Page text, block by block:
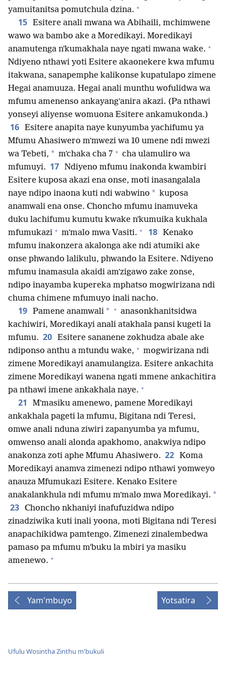
yamuitanitsa pomutchula dzina. +
15 Esitere anali mwana wa Abihaili, mchimwene
wawo wa bambo ake a Moredikayi. Moredikayi
anamutenga nʼkumakhala naye ngati mwana wake. +
Ndiyeno nthawi yoti Esitere akaonekere kwa mfumu
itakwana, sanapemphe kalikonse kupatulapo zimene
Hegai anamuuza. Hegai anali munthu wofulidwa wa
mfumu amenenso ankayangʼanira akazi. (Pa nthawi
yonseyi aliyense womuona Esitere ankamukonda.)
16 Esitere anapita naye kunyumba yachifumu ya
Mfumu Ahasiwero mʼmwezi wa 10 umene ndi mwezi
wa Tebeti, * mʼchaka cha 7 + cha ulamuliro wa
mfumuyi. 17 Ndiyeno mfumu inakonda kwambiri
Esitere kuposa akazi ena onse, moti inasangalala
naye ndipo inaona kuti ndi wabwino * kuposa
anamwali ena onse. Choncho mfumu inamuveka
duku lachifumu kumutu kwake nʼkumuika kukhala
mfumukazi + mʼmalo mwa Vasiti. + 18 Kenako
mfumu inakonzera akalonga ake ndi atumiki ake
onse phwando lalikulu, phwando la Esitere. Ndiyeno
mfumu inamasula akaidi amʼzigawo zake zonse,
ndipo inayamba kupereka mphatso mogwirizana ndi
chuma chimene mfumuyo inali nacho.
19 Pamene anamwali * + anasonkhanitsidwa
kachiwiri, Moredikayi anali atakhala pansi kugeti la
mfumu. 20 Esitere sananene zokhudza abale ake
ndiponso anthu a mtundu wake, + mogwirizana ndi
zimene Moredikayi anamulangiza. Esitere ankachita
zimene Moredikayi wanena ngati mmene ankachitira
pa nthawi imene ankakhala naye. +
21
Mʼmasiku amenewo, pamene Moredikayi
ankakhala pageti la mfumu, Bigitana ndi Teresi,
omwe anali nduna ziwiri zapanyumba ya mfumu,
omwenso anali alonda apakhomo, anakwiya ndipo
anakonza zoti aphe Mfumu Ahasiwero. 22 Koma
Moredikayi anamva zimenezi ndipo nthawi yomweyo
anauza Mfumukazi Esitere. Kenako Esitere
anakalankhula ndi mfumu mʼmalo mwa Moredikayi. *
23 Choncho nkhaniyi inafufuzidwa ndipo
zinadziwika kuti inali yoona, moti Bigitana ndi Teresi
anapachikidwa pamtengo. Zimenezi zinalembedwa
pamaso pa mfumu mʼbuku la mbiri ya masiku
amenewo. +
Yam'mbuyo Yotsatira
Ufulu Wosintha Zinthu m'bukuli